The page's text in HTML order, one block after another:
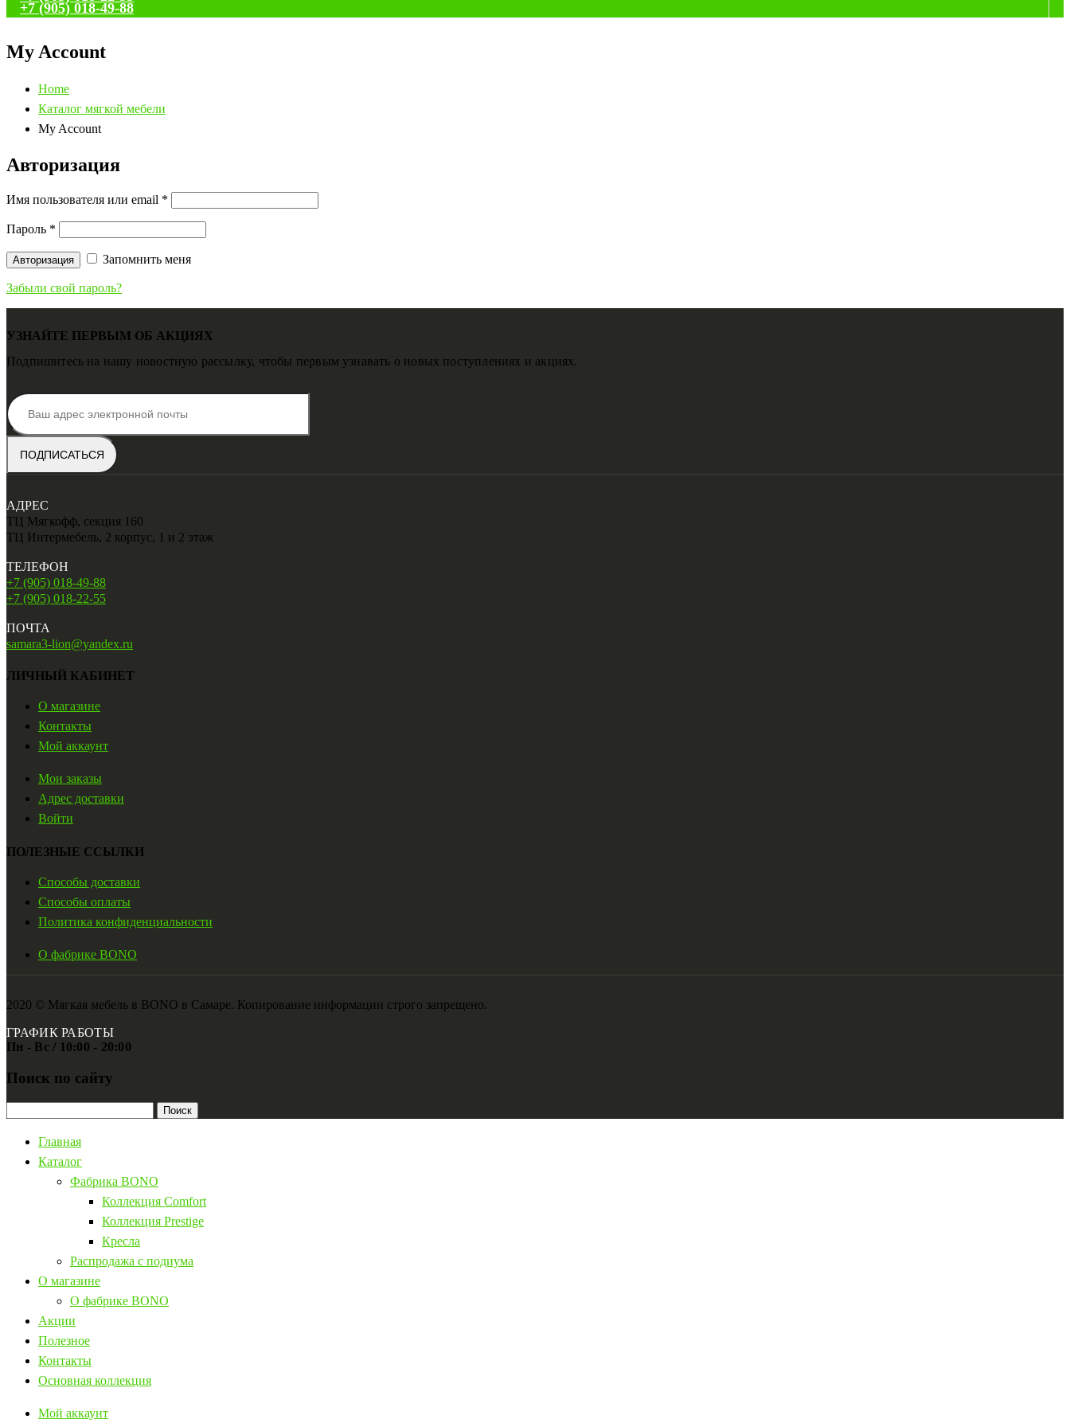
+7 (905) 018-49-88
My Account
Home
Каталог мягкой мебели
My Account
Авторизация
Имя пользователя или email *
Пароль *
Авторизация Запомнить меня
Забыли свой пароль?
УЗНАЙТЕ ПЕРВЫМ ОБ АКЦИЯХ
Подпишитесь на нашу новостную рассылку, чтобы первым узнавать о новых поступлениях и акциях.
АДРЕС
ТЦ Мягкофф, секция 160
ТЦ Интермебель, 2 корпус, 1 и 2 этаж
ТЕЛЕФОН
+7 (905) 018-49-88
+7 (905) 018-22-55
ПОЧТА
samara3-lion@yandex.ru
ЛИЧНЫЙ КАБИНЕТ
О магазине
Контакты
Мой аккаунт
Мои заказы
Адрес доставки
Войти
ПОЛЕЗНЫЕ ССЫЛКИ
Способы доставки
Способы оплаты
Политика конфиденциальности
О фабрике BONO
2020 © Мягкая мебель в BONO в Самаре. Копирование информации строго запрещено.
ГРАФИК РАБОТЫ
Пн - Вс / 10:00 - 20:00
Поиск по сайту
Главная
Каталог
Фабрика BONO
Коллекция Comfort
Коллекция Prestige
Кресла
Распродажа с подиума
О магазине
О фабрике BONO
Акции
Полезное
Контакты
Основная коллекция
Мой аккаунт